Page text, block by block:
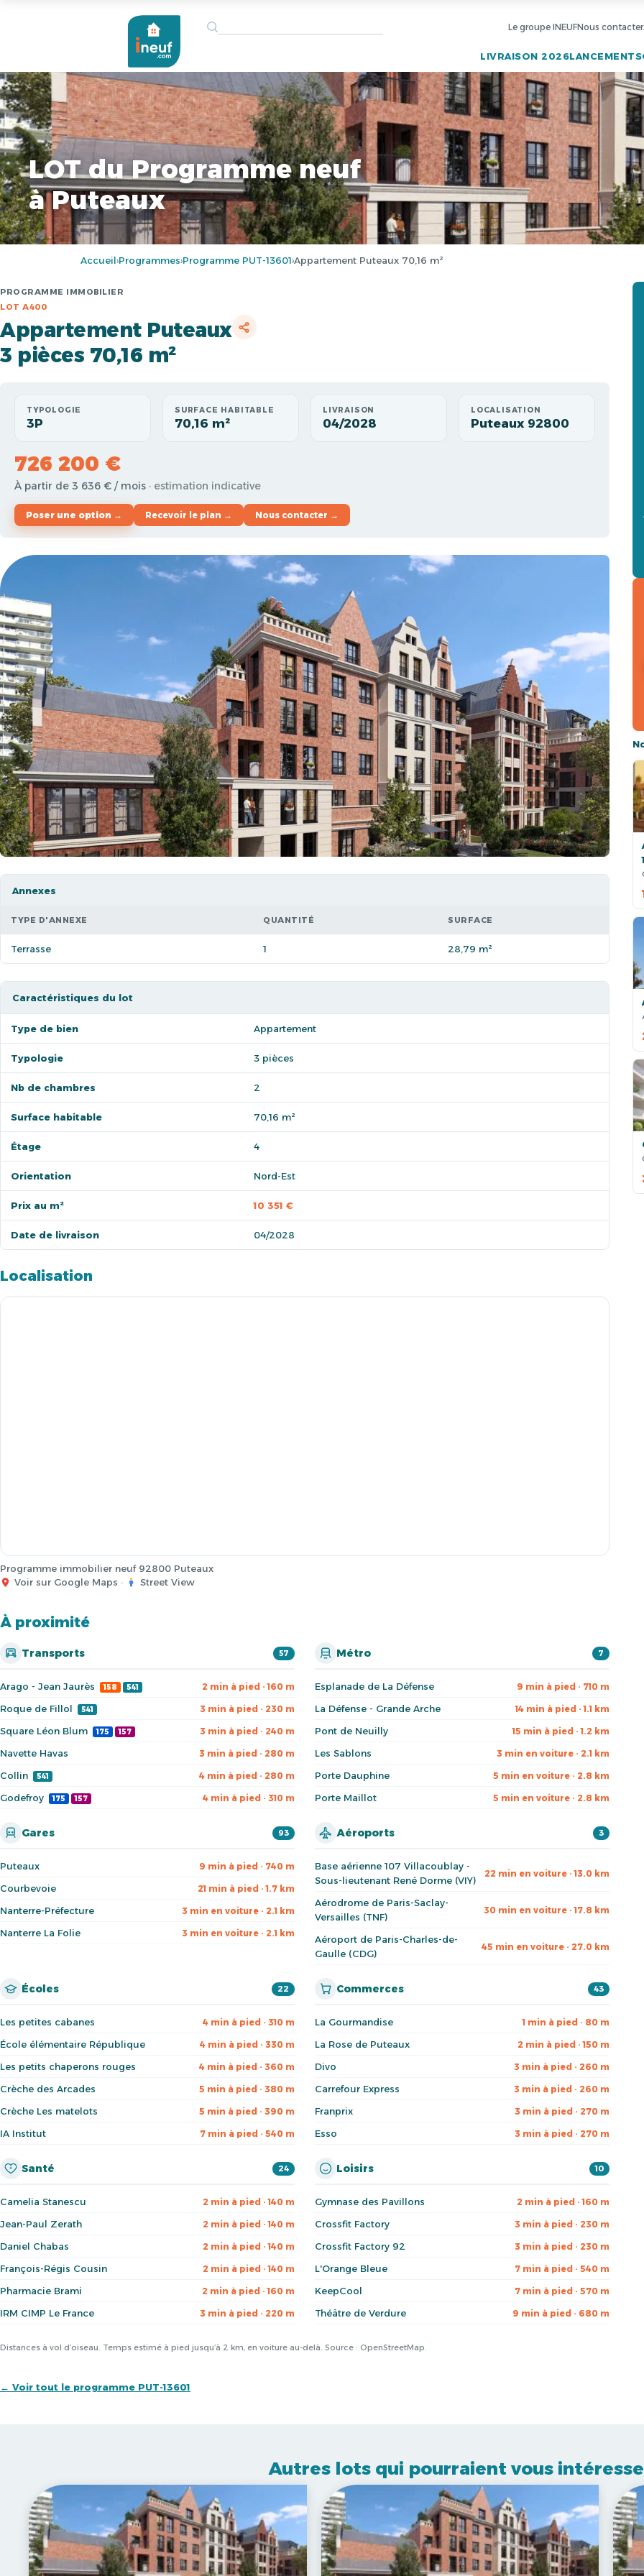
Le groupe INEUFNous contacter
LIVRAISON 2026LANCEMENTS
LOT du Programme neuf
à Puteaux
Accueil›Programmes›Programme PUT-13601›Appartement Puteaux 70,16 m²
PROGRAMME IMMOBILIER
LOT A400
Appartement Puteaux
3 pièces 70,16 m²
TYPOLOGIE
3P
SURFACE HABITABLE
70,16 m²
LIVRAISON
04/2028
LOCALISATION
Puteaux 92800
726 200 €
À partir de 3 636 € / mois · estimation indicative
Poser une option → Recevoir le plan → Nous contacter →
Annexes
TYPE D'ANNEXE QUANTITÉ SURFACE
Terrasse 1 28,79 m²
Caractéristiques du lot
Type de bien Appartement
Typologie 3 pièces
Nb de chambres 2
Surface habitable 70,16 m²
Étage 4
Orientation Nord-Est
Prix au m² 10 351 €
Date de livraison 04/2028
Localisation
Programme immobilier neuf 92800 Puteaux
Voir sur Google Maps · Street View
À proximité
Transports 57
Arago - Jean Jaurès 158 541 2 min à pied · 160 m
Roque de Fillol 541 3 min à pied · 230 m
Square Léon Blum 175 157 3 min à pied · 240 m
Navette Havas 3 min à pied · 280 m
Collin 541 4 min à pied · 280 m
Godefroy 175 157 4 min à pied · 310 m
Métro 7
Esplanade de La Défense 9 min à pied · 710 m
La Défense - Grande Arche 14 min à pied · 1.1 km
Pont de Neuilly 15 min à pied · 1.2 km
Les Sablons 3 min en voiture · 2.1 km
Porte Dauphine 5 min en voiture · 2.8 km
Porte Maillot 5 min en voiture · 2.8 km
Gares 93
Puteaux 9 min à pied · 740 m
Courbevoie 21 min à pied · 1.7 km
Nanterre-Préfecture 3 min en voiture · 2.1 km
Nanterre La Folie 3 min en voiture · 2.1 km
Aéroports 3
Base aérienne 107 Villacoublay -
Sous-lieutenant René Dorme (VIY)
22 min en voiture · 13.0 km
Aérodrome de Paris-Saclay-
Versailles (TNF)
30 min en voiture · 17.8 km
Aéroport de Paris-Charles-de-
Gaulle (CDG)
45 min en voiture · 27.0 km
Écoles 22
Les petites cabanes 4 min à pied · 310 m
École élémentaire République 4 min à pied · 330 m
Les petits chaperons rouges 4 min à pied · 360 m
Crèche des Arcades 5 min à pied · 380 m
Crèche Les matelots 5 min à pied · 390 m
IA Institut 7 min à pied · 540 m
Commerces 43
La Gourmandise 1 min à pied · 80 m
La Rose de Puteaux 2 min à pied · 150 m
Divo 3 min à pied · 260 m
Carrefour Express 3 min à pied · 260 m
Franprix 3 min à pied · 270 m
Esso 3 min à pied · 270 m
Santé 24
Camelia Stanescu 2 min à pied · 140 m
Jean-Paul Zerath 2 min à pied · 140 m
Daniel Chabas 2 min à pied · 140 m
François-Régis Cousin 2 min à pied · 140 m
Pharmacie Brami 2 min à pied · 160 m
IRM CIMP Le France 3 min à pied · 220 m
Loisirs 10
Gymnase des Pavillons 2 min à pied · 160 m
Crossfit Factory 3 min à pied · 230 m
Crossfit Factory 92 3 min à pied · 230 m
L'Orange Bleue 7 min à pied · 540 m
KeepCool 7 min à pied · 570 m
Théâtre de Verdure 9 min à pied · 680 m
Distances à vol d’oiseau. Temps estimé à pied jusqu’à 2 km, en voiture au-delà. Source : OpenStreetMap.
← Voir tout le programme PUT-13601
Autres lots qui pourraient vous